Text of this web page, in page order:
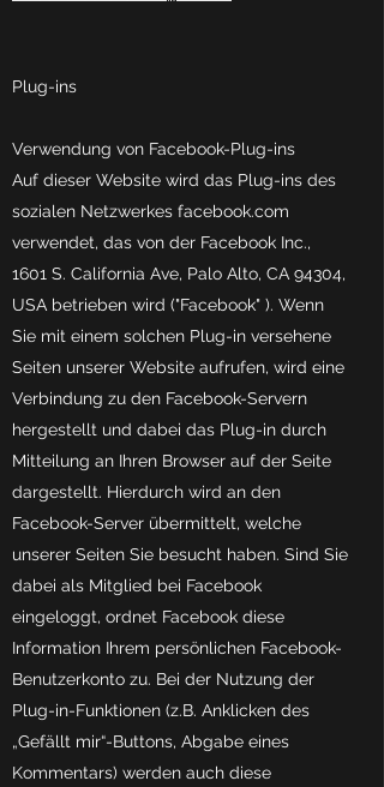
Plug-ins
Verwendung von Facebook-Plug-ins
Auf dieser Website wird das Plug-ins des
sozialen Netzwerkes facebook.com
verwendet, das von der Facebook Inc.,
1601 S. California Ave, Palo Alto, CA 94304,
USA betrieben wird ("Facebook" ). Wenn
Sie mit einem solchen Plug-in versehene
Seiten unserer Website aufrufen, wird eine
Verbindung zu den Facebook-Servern
hergestellt und dabei das Plug-in durch
Mitteilung an Ihren Browser auf der Seite
dargestellt. Hierdurch wird an den
Facebook-Server übermittelt, welche
unserer Seiten Sie besucht haben. Sind Sie
dabei als Mitglied bei Facebook
eingeloggt, ordnet Facebook diese
Information Ihrem persönlichen Facebook-
Benutzerkonto zu. Bei der Nutzung der
Plug-in-Funktionen (z.B. Anklicken des
„Gefällt mir“-Buttons, Abgabe eines
Kommentars) werden auch diese